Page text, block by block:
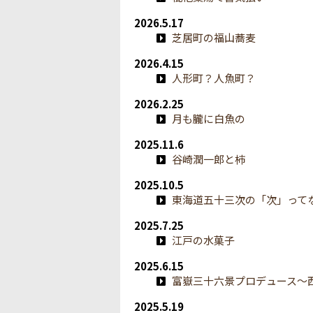
2026.5.17
芝居町の福山蕎麦
2026.4.15
人形町？人魚町？
2026.2.25
月も朧に白魚の
2025.11.6
谷崎潤一郎と柿
2025.10.5
東海道五十三次の「次」って
2025.7.25
江戸の水菓子
2025.6.15
富嶽三十六景プロデュース～
2025.5.19